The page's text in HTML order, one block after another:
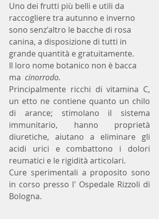
Uno dei frutti più belli e utili da
raccogliere tra autunno e inverno
sono senz'altro le bacche di rosa
canina, a disposizione di tutti in
grande quantità e gratuitamente.
Il loro nome botanico non è bacca
ma cinorrodo.
Principalmente ricchi di vitamina C,
un etto ne contiene quanto un chilo
di arance; stimolano il sistema
immunitario, hanno proprietà
diuretiche, aiutano a eliminare gli
acidi urici e combattono i dolori
reumatici e le rigidità articolari.
Cure sperimentali a proposito sono
in corso presso l' Ospedale Rizzoli di
Bologna.